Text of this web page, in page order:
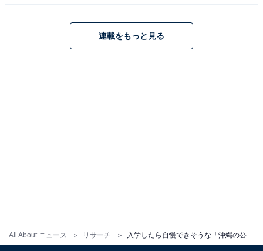
All About ニュース リサーチ
連載をもっと見る